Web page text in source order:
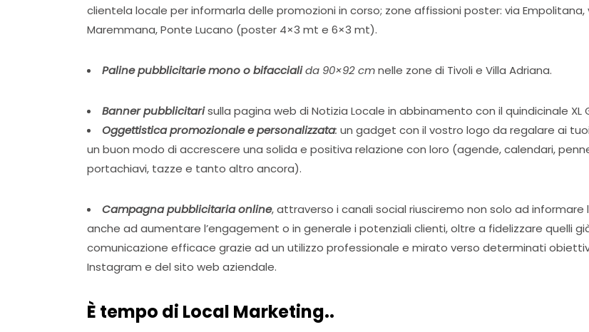
clientela locale per informarla delle promozioni in corso; zone affissioni poster: via Empolitana,
Maremmana, Ponte Lucano (poster 4×3 mt e 6×3 mt).
Paline pubblicitarie mono o bifaccialida 90×92 cmnelle zone di Tivoli e Villa Adriana.
Banner pubblicitarisulla pagina web di Notizia Locale in abbinamento con il quindicinale XL
Oggettistica promozionale e personalizzata: un gadget con il vostro logo da regalare ai
un buon modo di accrescere una solida e positiva relazione con loro (agende, calendari,
portachiavi, tazze e tanto altro ancora).
Campagna pubblicitaria online, attraverso i canali social riusciremo non solo ad
anche ad aumentare l’engagement o in generale i potenziali clienti, oltre a fidelizzare quelli
comunicazione efficace grazie ad un utilizzo professionale e mirato verso determinati
Instagram e del sito web aziendale.
È tempo di Local Marketing..